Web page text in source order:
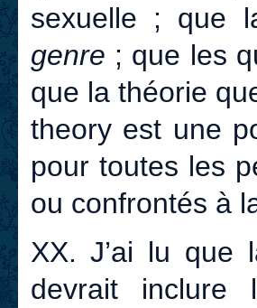
sexuelle ; que
genre ; que les
que la théorie
theory est une
pour toutes les
ou confrontés à
XX. J’ai lu que
devrait